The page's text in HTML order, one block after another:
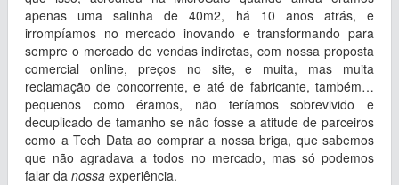
apenas uma salinha de 40m2, há 10 anos atrás, e
irrompíamos no mercado inovando e transformando para
sempre o mercado de vendas indiretas, com nossa proposta
comercial online, preços no site, e muita, mas muita
reclamação de concorrente, e até de fabricante, também…
pequenos como éramos, não teríamos sobrevivido e
decuplicado de tamanho se não fosse a atitude de parceiros
como a Tech Data ao comprar a nossa briga, que sabemos
que não agradava a todos no mercado, mas só podemos
falar da nossa experiência.